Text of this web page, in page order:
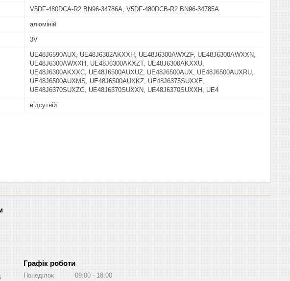
V5DF-480DCA-R2 BN96-34786A, V5DF-480DCB-R2 BN96-34785A
алюміній
3V
UE48J6590AUX, UE48J6302AKXXH, UE48J6300AWXZF, UE48J6300AWXXN,
UE48J6300AWXXH, UE48J6300AKXZT, UE48J6300AKXXU,
UE48J6300AKXXC, UE48J6500AUXUZ, UE48J6500AUX, UE48J6500AUXRU,
UE48J6500AUXMS, UE48J6500AUXKZ, UE48J6375SUXXE,
UE48J6370SUXZG, UE48J6370SUXXN, UE48J6370SUXXH, UE4
відсутній
Графік роботи
Понеділок 09:00 18:00